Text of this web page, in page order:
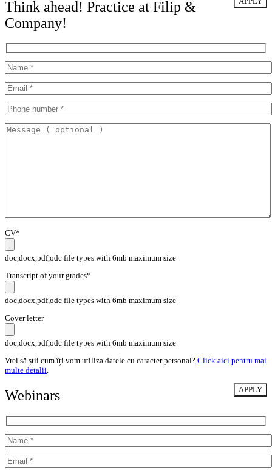
Think ahead! Practice at Filip &
Company!
CV*
doc,docx,pdf,odc file types with 6mb maximum size
Transcript of your grades*
doc,docx,pdf,odc file types with 6mb maximum size
Cover letter
doc,docx,pdf,odc file types with 6mb maximum size
Vrei să știi cum îți vom utiliza datele cu caracter personal? Click aici pentru mai
multe detalii.
Webinars